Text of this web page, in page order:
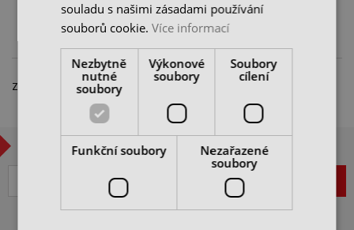
DO KOŠÍKU
Zobrazeno 1 – 1 z 1 položky
CHCETE BÝT V OBRAZE?
souladu s našimi zásadami používání
souborů cookie.Více informací
Nezbytně
nutné
soubory
Výkonové
soubory
Soubory
cílení
Funkční soubory
Nezařazené
soubory